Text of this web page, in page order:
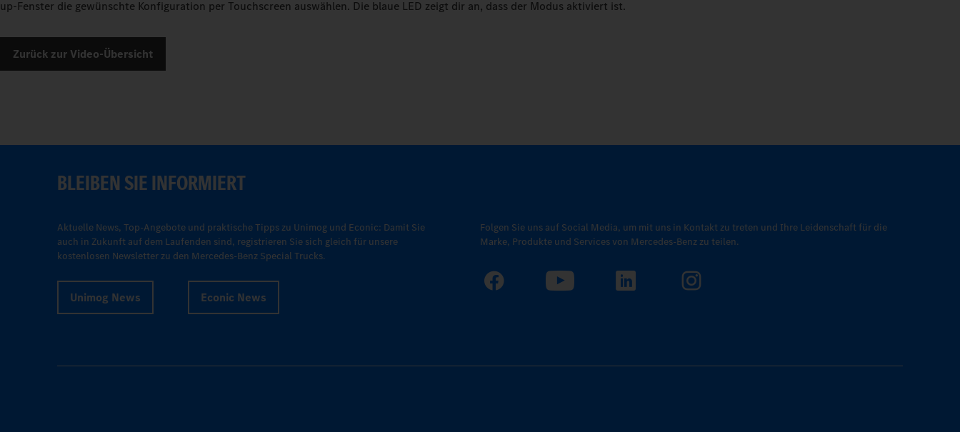
up-Fenster die gewünschte Konfiguration per Touchscreen auswählen. Die blaue LED zeigt dir an, dass der Modus aktiviert ist.
Zurück zur Video-Übersicht
BLEIBEN SIE INFORMIERT
Aktuelle News, Top-Angebote und praktische Tipps zu Unimog und Econic: Damit Sie
auch in Zukunft auf dem Laufenden sind, registrieren Sie sich gleich für unsere
kostenlosen Newsletter zu den Mercedes-Benz Special Trucks.
Unimog News Econic News
Folgen Sie uns auf Social Media, um mit uns in Kontakt zu treten und Ihre Leidenschaft für die
Marke, Produkte und Services von Mercedes-Benz zu teilen.